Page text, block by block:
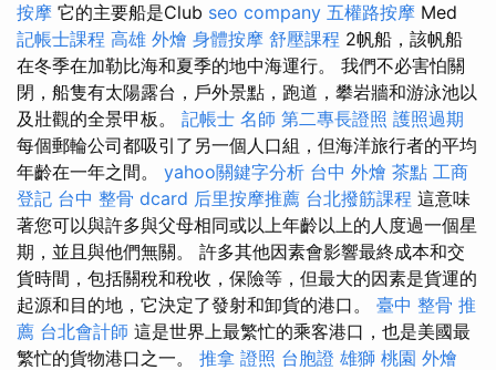
按摩 它的主要船是Club seo company 五權路按摩 Med
記帳士課程 高雄 外燴 身體按摩 舒壓課程 2帆船，該帆船
在冬季在加勒比海和夏季的地中海運行。 我們不必害怕關
閉，船隻有太陽露台，戶外景點，跑道，攀岩牆和游泳池以
及壯觀的全景甲板。 記帳士 名師 第二專長證照 護照過期
每個郵輪公司都吸引了另一個人口組，但海洋旅行者的平均
年齡在一年之間。 yahoo關鍵字分析 台中 外燴 茶點 工商
登記 台中 整骨 dcard 后里按摩推薦 台北撥筋課程 這意味
著您可以與許多與父母相同或以上年齡以上的人度過一個星
期，並且與他們無關。 許多其他因素會影響最終成本和交
貨時間，包括關稅和稅收，保險等，但最大的因素是貨運的
起源和目的地，它決定了發射和卸貨的港口。 臺中 整骨 推
薦 台北會計師 這是世界上最繁忙的乘客港口，也是美國最
繁忙的貨物港口之一。 推拿 證照 台胞證 雄獅 桃園 外燴